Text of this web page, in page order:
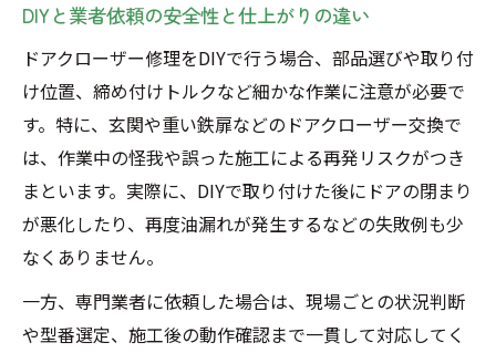
DIYと業者依頼の安全性と仕上がりの違い
ドアクローザー修理をDIYで行う場合、部品選びや取り付
け位置、締め付けトルクなど細かな作業に注意が必要で
す。特に、玄関や重い鉄扉などのドアクローザー交換で
は、作業中の怪我や誤った施工による再発リスクがつき
まといます。実際に、DIYで取り付けた後にドアの閉まり
が悪化したり、再度油漏れが発生するなどの失敗例も少
なくありません。
一方、専門業者に依頼した場合は、現場ごとの状況判断
や型番選定、施工後の動作確認まで一貫して対応してく